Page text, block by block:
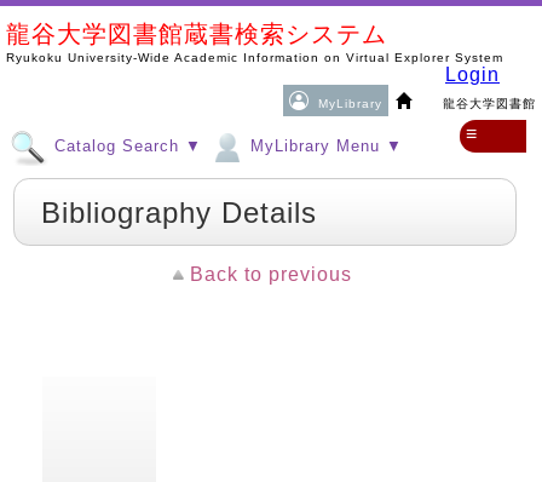
龍谷大学図書館蔵書検索システム
Ryukoku University-Wide Academic Information on Virtual Explorer System
MyLibrary 龍谷大学図書館
Login
Catalog Search ▼ MyLibrary Menu ▼
≡
Bibliography Details
Back to previous